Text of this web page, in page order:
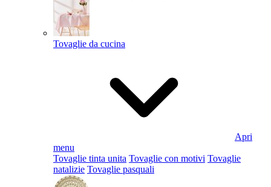
Tovaglie da cucina
Apri
menu
Tovaglie tinta unita Tovaglie con motivi Tovaglie
natalizie Tovaglie pasquali